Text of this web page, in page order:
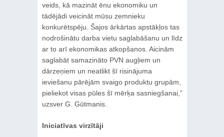
veids, kā mazināt ēnu ekonomiku un
tādējādi veicināt mūsu zemnieku
konkurētspēju. Šajos ārkārtas apstākļos tas
nodrošinātu darba vietu saglabāšanu un līdz
ar to arī ekonomikas atkopšanos. Aicinām
saglabāt samazināto PVN augļiem un
dārzeņiem un neatlikt šī risinājuma
ieviešanu pārējām svaigo produktu grupām,
pieliekot visas pūles šī mērķa sasniegšanai,”
uzsver G. Gūtmanis.
Iniciatīvas virzītāji